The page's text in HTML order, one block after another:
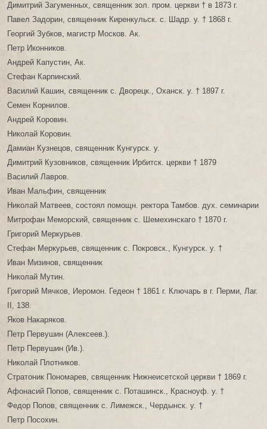
Димитрий Загуменных, священник зол. пром. церкви † в 1873 г.
Павел Задорин, священник Киренкульск. с. Шадр. у. † 1868 г.
Георгий Зубков, магистр Москов. Ак.
Петр Иконников.
Андрей Капустин, Ак.
Стефан Карпинский.
Василий Кашин, священник с. Дворецк., Оханск. у. † 1897 г.
Семен Корнилов.
Андрей Коровин.
Николай Коровин.
Дамиан Кузнецов, священник Кунгурск. у.
Димитрий Кузовников, священник Ирбитск. церкви † 1879
Василий Лавров.
Иван Мальфин, священник
Николай Матвеев, состоял помощн. ректора Тамбов. дух. семинарии
Митрофан Меморский, священник с. Шемехинскаго † 1870 г.
Григорий Меркурьев.
Стефан Меркурьев, священник с. Покровск., Кунгурск. у. †
Иван Мизинов, священник
Николай Мутин.
Григорий Мячков, Иеромон. Гедеон † 1861 г. Ключарь в г. Перми, Лаг.
II, 138.
Яков Накаряков.
Петр Первушин (Алексеев.).
Петр Первушин (Ив.).
Николай Плотников.
Стратоник Пономарев, священник Нижнеисетской церкви † 1869 г.
Афонасий Попов, священник с. Поташинск., Красноуф. у. †
Федор Попов, священник с. Лимежск., Чердынск. у. †
Петр Посохин.